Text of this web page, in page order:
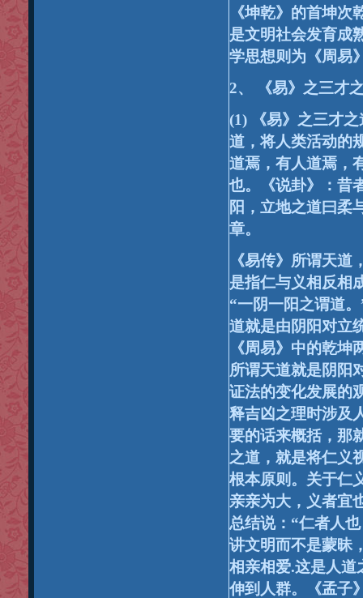
《坤乾》的首坤
是文明社会发育成
学思想则为《周易
2、
《易》之三才
(1)
《易》之三才
道，将人类活动的
道焉，有人道焉，
也。《说卦》：昔
阳，立地之道曰柔
章。
《易传》所谓天
是指仁与义相反相
“一阴一阳之谓道
道就是由阴阳对立
《周易》中的乾
所谓天道就是阴阳
证法的变化发展的
释吉凶之理时涉及
要的话来概括，那
之道，就是将仁义
根本原则。关于
亲亲为大，义者宜
总结说：“仁者人
讲文明而不是蒙昧
相亲相爱.这是人道
伸到人群。《孟子